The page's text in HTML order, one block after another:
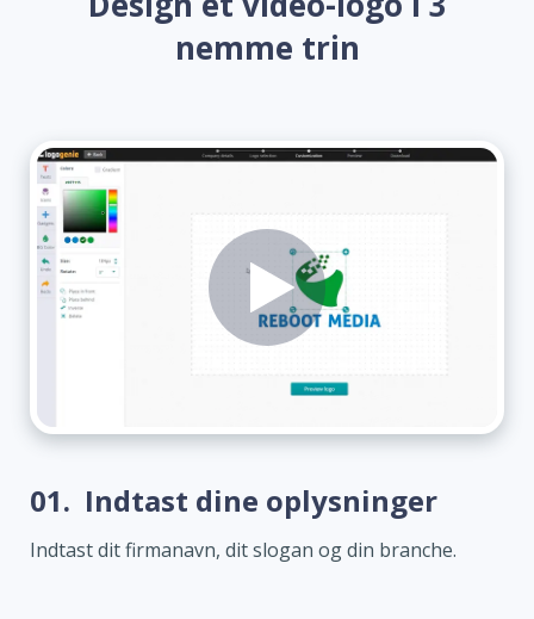
nemme trin
01. Indtast dine oplysninger
Indtast dit firmanavn, dit slogan og din branche.